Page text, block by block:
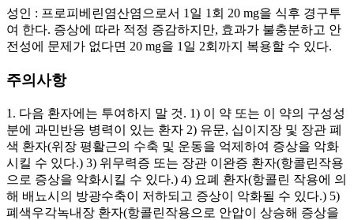
성인 : 프로피베린염산염으로서 1일 1회 20 mg을 식후 경구투
여 한다. 증상에 따라 적정 증감하지만, 효과가 불충분하고 안
전성에 문제가 없다면 20 mg을 1일 2회까지 복용할 수 있다.
주의사항
1. 다음 환자에는 투여하지 말 것. 1) 이 약 또는 이 약의 구성성
분에 과민반응 병력이 있는 환자 2) 유문, 십이지장 및 장관 폐
색 환자(위장 평활근의 수축 및 운동을 억제하여 증상을 악화
시킬 수 있다.) 3) 위무력증 또는 장관 이완증 환자(항콜린작용
으로 증상을 악화시킬 수 있다.) 4) 요폐 환자(항콜린 작용에 의
해 배뇨시의 방광수축이 저하되고 증상이 악화될 수 있다.) 5)
폐색우각녹내장 환자(항콜린작용으로 안압이 상승해 증상을